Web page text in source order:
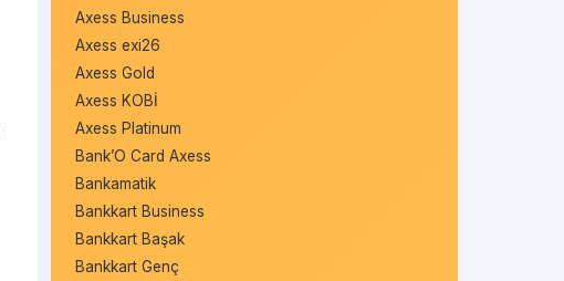
Axess Business
Axess exi26
Axess Gold
Axess KOBİ
Axess Platinum
Bank’O Card Axess
Bankamatik
Bankkart Business
Bankkart Başak
Bankkart Genç